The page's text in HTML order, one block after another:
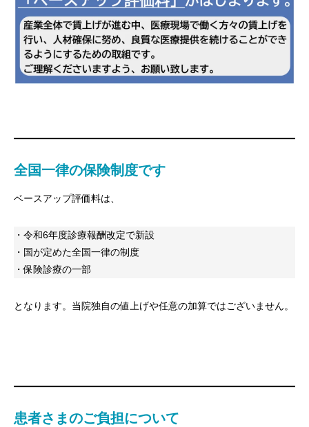
全国一律の保険制度です
ベースアップ評価料は、
・令和6年度診療報酬改定で新設
・国が定めた全国一律の制度
・保険診療の一部
となります。当院独自の値上げや任意の加算ではございません。
患者さまのご負担について